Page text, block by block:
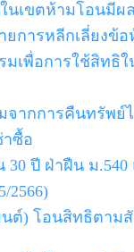
เขตห้ามโอนมีผ
ยการหลีกเลี่ยงข้
มเพื่อการใช้สิทธิ
จากการคืนทรัพย์
ซื้อ
ปี ฝ่าฝืน ม.540
2566)
ต์) โอนสิทธิตาม